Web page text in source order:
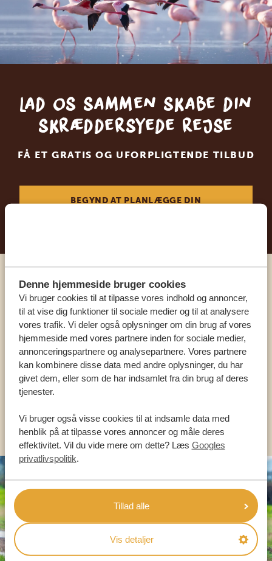
Denne hjemmeside bruger cookies
Vi bruger cookies til at tilpasse vores indhold og annoncer,
til at vise dig funktioner til sociale medier og til at analysere
vores trafik. Vi deler også oplysninger om din brug af vores
hjemmeside med vores partnere inden for sociale medier,
annonceringspartnere og analysepartnere. Vores partnere
kan kombinere disse data med andre oplysninger, du har
givet dem, eller som de har indsamlet fra din brug af deres
tjenester.
Vi bruger også visse cookies til at indsamle data med
henblik på at tilpasse vores annoncer og måle deres
effektivitet. Vil du vide mere om dette? Læs Googles
privatlivspolitik.
Tillad alle
Vis detaljer
Lad os sammen skabe din
skræddersyede rejse
FÅ ET GRATIS OG UFORPLIGTENDE TILBUD
BEGYND AT PLANLÆGGE DIN
Ring til en ekspert
VORES SPECIALISTER ER HER FOR AT
HJÆLPE DIG
DA: +45 89 88 83 62
KONTAKT OS